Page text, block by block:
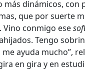
más dinámicos, con
que por suerte
Vino conmigo ese
Tengo
ayuda mucho”,
en gira y en